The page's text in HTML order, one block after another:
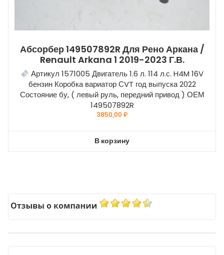
Абсорбер 149507892R Для Рено Аркана /
Renault Arkana 1 2019-2023 Г.в.
Артикул 1571005 Двигатель 1.6 л. 114 л.с. H4M 16V
бензин Коробка вариатор СVT год выпуска 2022
Состояние бу, ( левый руль, передний привод ) ОЕМ
149507892R
3850,00₽
В корзину